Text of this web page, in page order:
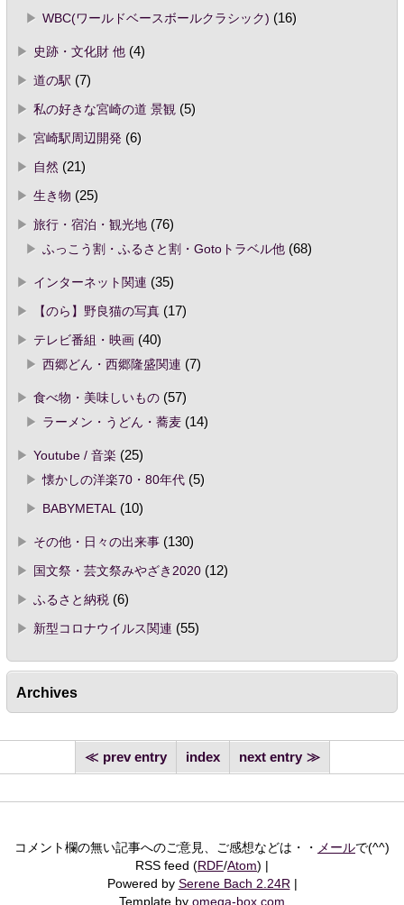
WBC(ワールドベースボールクラシック) (16)
史跡・文化財 他(4)
道の駅 (7)
私の好きな宮崎の道 景観 (5)
宮崎駅周辺開発(6)
自然 (21)
生き物 (25)
旅行・宿泊・観光地(76)
ふっこう割・ふるさと割・Gotoトラベル他(68)
インターネット関連 (35)
【のら】野良猫の写真(17)
テレビ番組・映画(40)
西郷どん・西郷隆盛関連 (7)
食べ物・美味しいもの(57)
ラーメン・うどん・蕎麦(14)
Youtube / 音楽 (25)
懐かしの洋楽70・80年代(5)
BABYMETAL
(10)
その他・日々の出来事(130)
国文祭・芸文祭みやざき2020(12)
ふるさと納税(6)
新型コロナウイルス関連 (55)
Archives
prev entry index next entry
コメント欄の無い記事へのご意見、ご感想などは・・ メールで(^^)
RSS feed (RDF/Atom)
Powered by Serene Bach 2.24R
Template by omega-box.com